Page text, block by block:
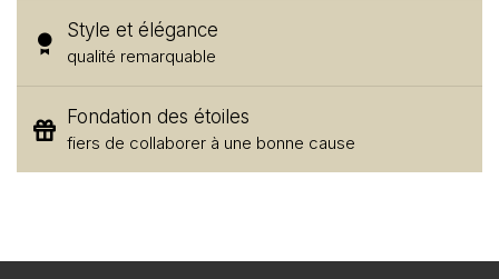
Style et élégance
qualité remarquable
Fondation des étoiles
fiers de collaborer à une bonne cause